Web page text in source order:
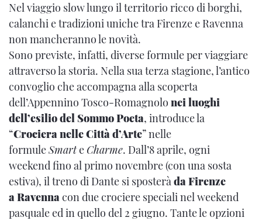
Nel viaggio slow lungo il territorio ricco di borghi,
calanchi e tradizioni uniche tra Firenze e Ravenna
non mancheranno le novità.
Sono previste, infatti, diverse formule per viaggiare
attraverso la storia. Nella sua terza stagione, l’antico
convoglio che accompagna alla scoperta
dell’Appennino Tosco-Romagnolo nei luoghi
dell’esilio del Sommo Poeta, introduce la
“Crociera nelle Città d’Arte” nelle
formuleSmarte Charme. Dall’8 aprile, ogni
weekend fino al primo novembre (con una sosta
estiva), il treno di Dante si sposteràda Firenze
a Ravennacon due crociere speciali nel weekend
pasquale ed in quello del 2 giugno. Tante le opzioni